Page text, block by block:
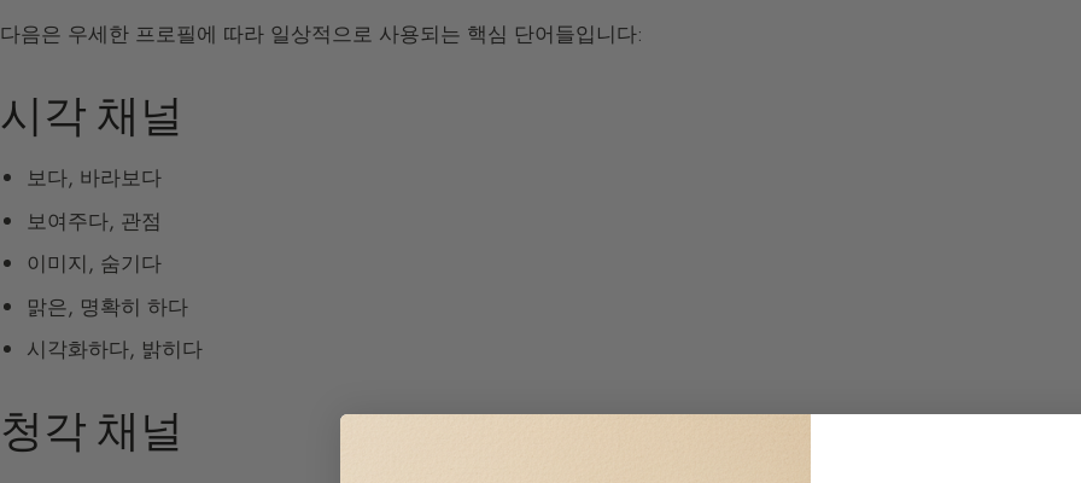
다음은 우세한 프로필에 따라 일상적으로 사용되는 핵심 단어들입니다:
시각 채널
보다, 바라보다
보여주다, 관점
이미지, 숨기다
맑은, 명확히 하다
시각화하다, 밝히다
청각 채널